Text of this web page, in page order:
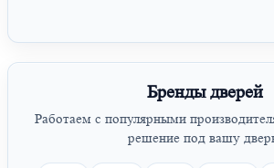
Бренды дверей
Работаем с популярными
решение под вашу